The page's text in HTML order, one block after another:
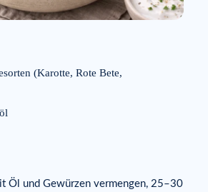
(Karotte, Rote Bete,
Öl und Gewürzen vermengen, 25–30